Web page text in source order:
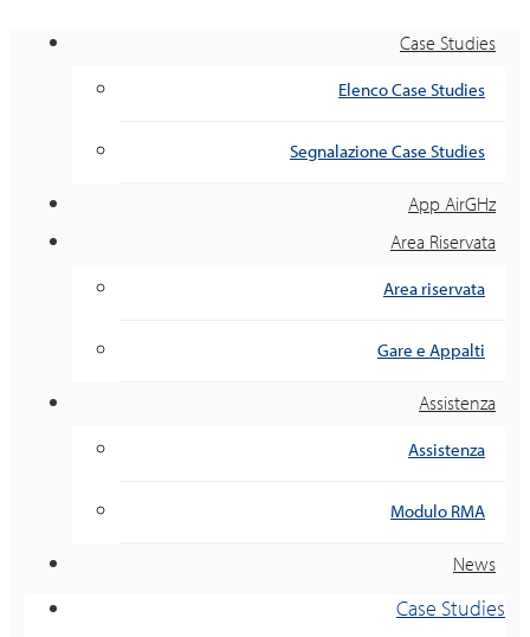
Case Studies
Elenco Case Studies
Segnalazione Case Studies
App AirGHz
Area Riservata
Area riservata
Gare e Appalti
Assistenza
Assistenza
Modulo RMA
News
Case Studies